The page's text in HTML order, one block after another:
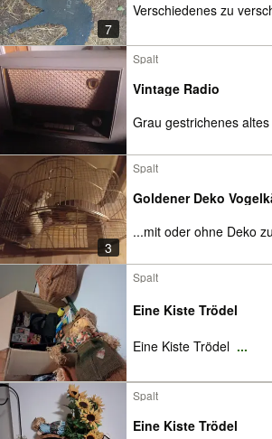
7
Verschiedenes zu
Spalt
Vintage Radio
Grau gestrichenes altes
3
Spalt
Goldener Deko
...mit oder ohne Deko
Spalt
Eine Kiste Trödel
Eine Kiste Trödel ...
Spalt
Eine Kiste Trödel